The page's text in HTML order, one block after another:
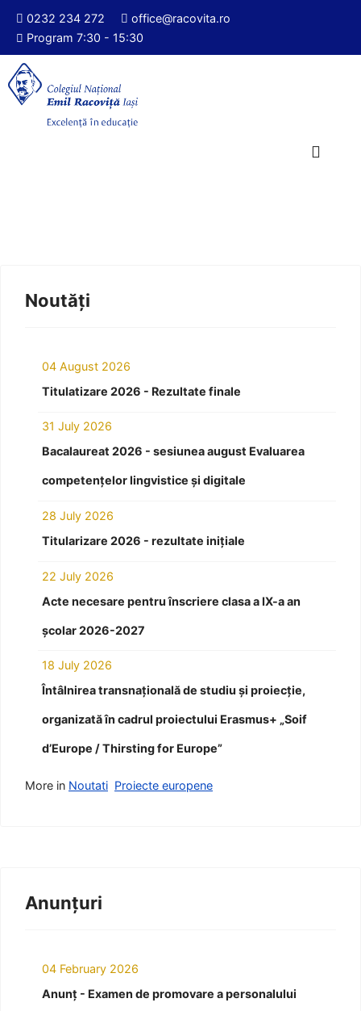
0232 234 272
office@racovita.ro
Program 7:30 - 15:30
Noutăți
04 August 2026
Titulatizare 2026 - Rezultate finale
31 July 2026
Bacalaureat 2026 - sesiunea august Evaluarea
competențelor lingvistice și digitale
28 July 2026
Titularizare 2026 - rezultate inițiale
22 July 2026
Acte necesare pentru înscriere clasa a IX-a an
școlar 2026-2027
18 July 2026
Întâlnirea transnațională de studiu și proiecție,
organizată în cadrul proiectului Erasmus+ „Soif
d’Europe / Thirsting for Europe”
More in Noutati Proiecte europene
Anunțuri
04 February 2026
Anunț - Examen de promovare a personalului